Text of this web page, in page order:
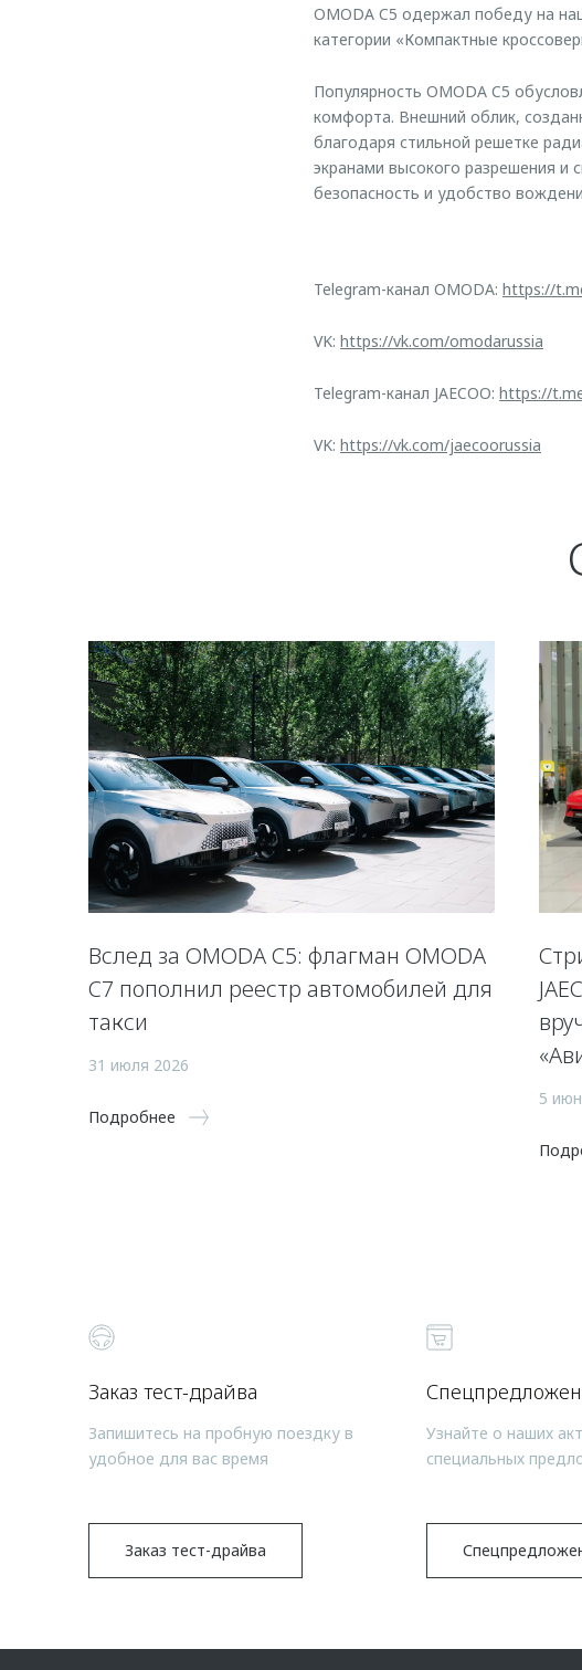
OMODA C5 одержал победу на
категории «Компактные
Популярность OMODA C5
комфорта. Внешний облик,
благодаря стильной решетке
экранами высокого разрешения
безопасность и удобство
Telegram-канал OMODA: https://
VK: https://vk.com/omodarussia
Telegram-канал JAECOO: https://
VK: https://vk.com/jaecoorussia
Вслед за OMODA C5: флагман OMODA
C7 пополнил реестр автомобилей для
такси
31 июля 2026
Подробнее
5
Заказ тест-драйва
Запишитесь на пробную поездку в
удобное для вас время
Заказ тест-драйва
Узнайте о наших
специальных